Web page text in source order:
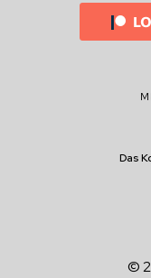
E
N
C
F
Das
©